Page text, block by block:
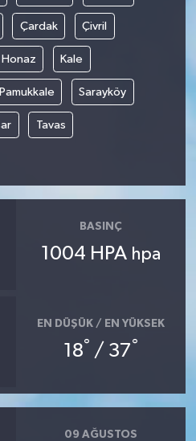
Çardak Çivril
Honaz Kale
Pamukkale Sarayköy
Tavas
BASINÇ
1004 HPA hpa
EN DÜŞÜK / EN YÜKSEK
18° / 37°
09 AĞUSTOS